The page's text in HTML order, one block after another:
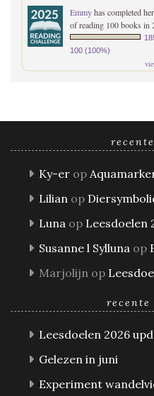
Emmyhas completed
of reading 100 books in
100 (100%)
Ky-er op
Lilian op
Luna op Leesdoelen
Susanne l Sylluna op
Marjolijn op
recente
Leesdoelen 2026
Gelezen in juni
Experiment